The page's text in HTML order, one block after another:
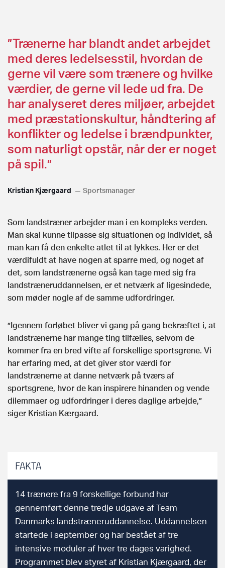
”Trænerne har blandt andet arbejdet
med deres ledelsesstil, hvordan de
gerne vil være som trænere og hvilke
værdier, de gerne vil lede ud fra. De
har analyseret deres miljøer, arbejdet
med præstationskultur, håndtering af
konflikter og ledelse i brændpunkter,
som naturligt opstår, når der er noget
på spil.”
Kristian Kjærgaard Sportsmanager
Som landstræner arbejder man i en kompleks verden.
Man skal kunne tilpasse sig situationen og individet, så
man kan få den enkelte atlet til at lykkes. Her er det
værdifuldt at have nogen at sparre med, og noget af
det, som landstrænerne også kan tage med sig fra
landstræneruddannelsen, er et netværk af ligesindede,
som møder nogle af de samme udfordringer.
”Igennem forløbet bliver vi gang på gang bekræftet i, at
landstrænerne har mange ting tilfælles, selvom de
kommer fra en bred vifte af forskellige sportsgrene. Vi
har erfaring med, at det giver stor værdi for
landstrænerne at danne netværk på tværs af
sportsgrene, hvor de kan inspirere hinanden og vende
dilemmaer og udfordringer i deres daglige arbejde,”
siger Kristian Kærgaard.
FAKTA
14 trænere fra 9 forskellige forbund har
gennemført denne tredje udgave af Team
Danmarks landstræneruddannelse. Uddannelsen
startede i september og har bestået af tre
intensive moduler af hver tre dages varighed.
Programmet blev styret af Kristian Kjærgaard, der